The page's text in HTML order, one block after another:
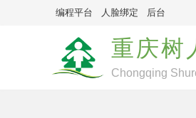
编程平台 人脸绑定 后台
重庆树
Chongqing